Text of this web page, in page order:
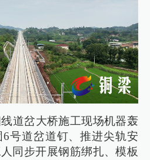
道岔大桥施工现场机器轰
号道岔道钉、推进尖轨安
同步开展钢筋绑扎、模板